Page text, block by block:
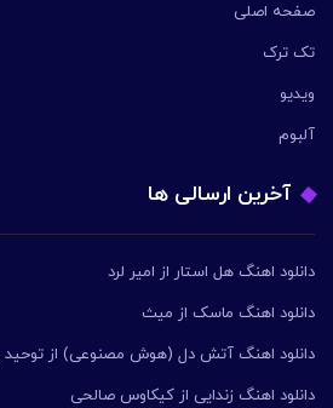
صفحه اصلی
تک ترک
ویدیو
آلبوم
آخرین ارسالی ها
دانلود اهنگ هل استار از امیر لرد
دانلود اهنگ ماسک از میث
دانلود اهنگ آتش دل (هوش مصنوعی) از توحید
دانلود اهنگ زندایی از کیکاوس صالحی